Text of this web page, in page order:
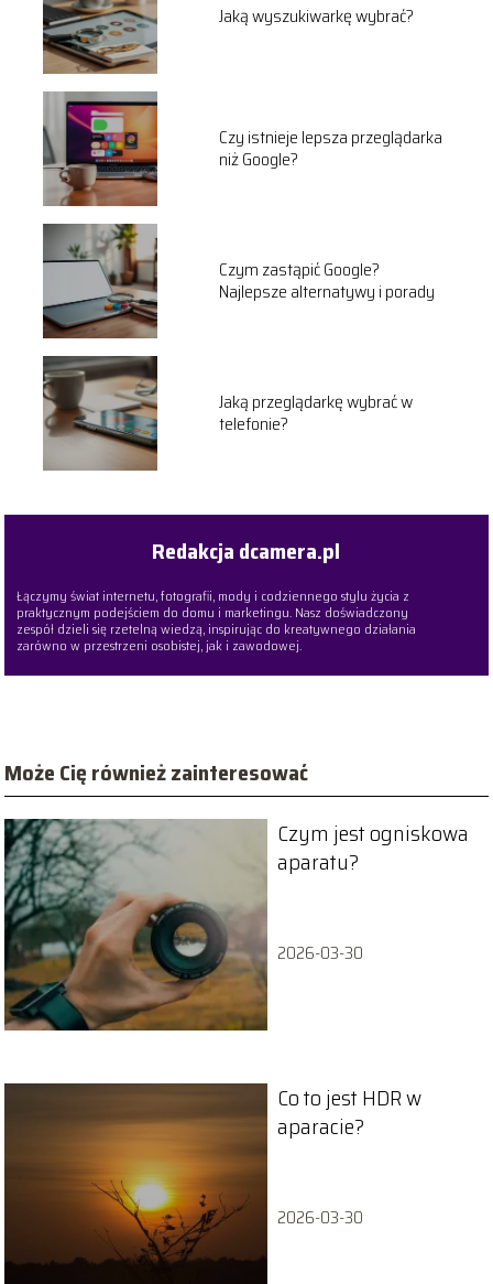
Jaką wyszukiwarkę wybrać?
Czy istnieje lepsza przeglądarka
niż Google?
Czym zastąpić Google?
Najlepsze alternatywy i porady
Jaką przeglądarkę wybrać w
telefonie?
Redakcja dcamera.pl
Łączymy świat internetu, fotografii, mody i codziennego stylu życia z
praktycznym podejściem do domu i marketingu. Nasz doświadczony
zespół dzieli się rzetelną wiedzą, inspirując do kreatywnego działania
zarówno w przestrzeni osobistej, jak i zawodowej.
Może Cię również zainteresować
Czym jest ogniskowa
aparatu?
2026-03-30
Co to jest HDR w
aparacie?
2026-03-30